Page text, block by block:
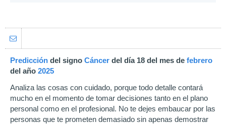
Predicción del signo Cáncer del día 18 del mes de febrero
del año 2025
Analiza las cosas con cuidado, porque todo detalle contará
mucho en el momento de tomar decisiones tanto en el plano
personal como en el profesional. No te dejes embaucar por las
personas que te prometen demasiado sin apenas demostrar